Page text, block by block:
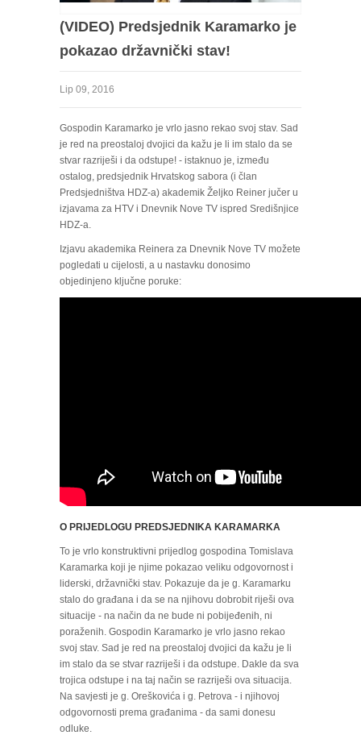
(VIDEO) Predsjednik Karamarko je
pokazao državnički stav!
Lip 09, 2016
Gospodin Karamarko je vrlo jasno rekao svoj stav. Sad
je red na preostaloj dvojici da kažu je li im stalo da se
stvar razriješi i da odstupe! - istaknuo je, između
ostalog, predsjednik Hrvatskog sabora (i član
Predsjedništva HDZ-a) akademik Željko Reiner jučer u
izjavama za HTV i Dnevnik Nove TV ispred Središnjice
HDZ-a.
Izjavu akademika Reinera za Dnevnik Nove TV možete
pogledati u cijelosti, a u nastavku donosimo
objedinjeno ključne poruke:
O PRIJEDLOGU PREDSJEDNIKA KARAMARKA
To je vrlo konstruktivni prijedlog gospodina Tomislava
Karamarka koji je njime pokazao veliku odgovornost i
liderski, državnički stav. Pokazuje da je g. Karamarku
stalo do građana i da se na njihovu dobrobit riješi ova
situacije - na način da ne bude ni pobijeđenih, ni
poraženih. Gospodin Karamarko je vrlo jasno rekao
svoj stav. Sad je red na preostaloj dvojici da kažu je li
im stalo da se stvar razriješi i da odstupe. Dakle da sva
trojica odstupe i na taj način se razriješi ova situacija.
Na savjesti je g. Oreškovića i g. Petrova - i njihovoj
odgovornosti prema građanima - da sami donesu
odluke.